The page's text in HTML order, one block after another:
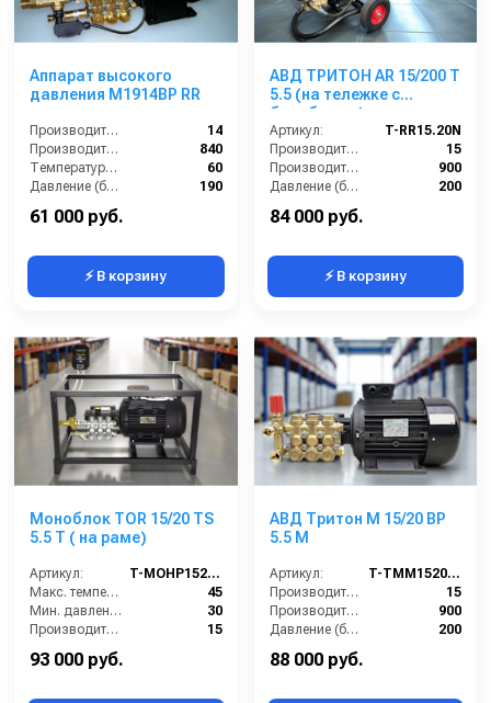
Аппарат высокого
давления M1914BP RR
Производительность (л/мин):
14
Производительность (л/ч):
840
Температура (°C):
60
Давление (бар):
190
61 000 руб.
⚡ В корзину
АВД ТРИТОН AR 15/200 T
5.5 (на тележке с
барабаном)
Артикул:
T-RR15.20N
Производительность (л/мин):
15
Производительность (л/ч):
900
Давление (бар):
200
Напряжение (В):
84 000 руб.
⚡ В корзину
Моноблок TOR 15/20 TS
5.5 T ( на раме)
Артикул:
T-MOHP1520RN
Макс. температура воды (°C):
45
Мин. давление (бар):
30
Производительность (л/мин):
15
Производительность (л/ч):
93 000 руб.
АВД Тритон M 15/20 BP
5.5 M
Артикул:
T-TMM15200R
Производительность (л/мин):
15
Производительность (л/ч):
900
Давление (бар):
200
Напряжение (В):
88 000 руб.